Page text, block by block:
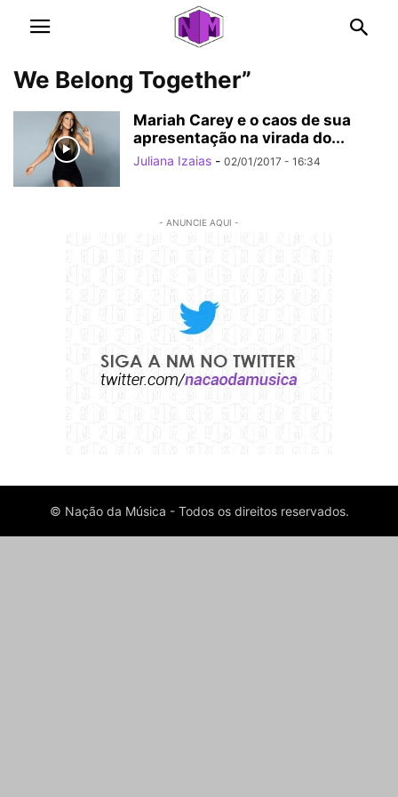
We Belong Together”
Mariah Carey e o caos de sua
apresentação na virada do...
Juliana Izaias - 02/01/2017 - 16:34
- ANUNCIE AQUI -
© Nação da Música - Todos os direitos reservados.